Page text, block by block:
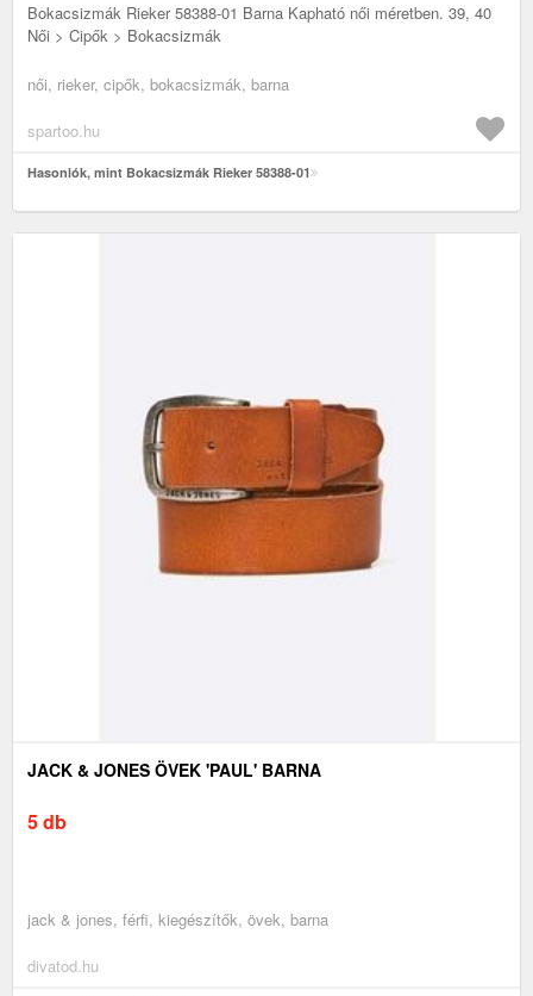
Bokacsizmák Rieker 58388-01 Barna Kapható női méretben. 39, 40
Női > Cipők > Bokacsizmák
női, rieker, cipők, bokacsizmák, barna
spartoo.hu
Hasonlók, mint Bokacsizmák Rieker 58388-01
JACK & JONES ÖVEK 'PAUL' BARNA
5 db
jack & jones, férfi, kiegészítők, övek, barna
divatod.hu